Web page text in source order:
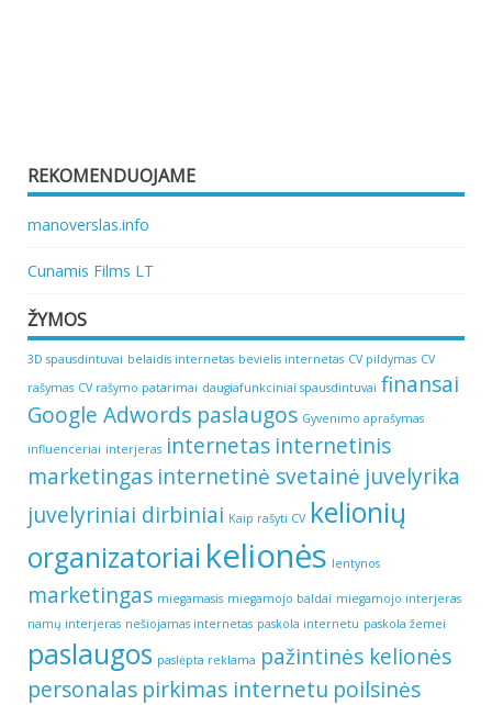
REKOMENDUOJAME
manoverslas.info
Cunamis Films LT
ŽYMOS
3D spausdintuvai belaidis internetas bevielis internetas CV pildymas CV
rašymas CV rašymo patarimai daugiafunkciniai spausdintuvai finansai
Google Adwords paslaugos Gyvenimo aprašymas
influenceriai interjeras internetas internetinis
marketingas internetinė svetainė juvelyrika
juvelyriniai dirbiniai Kaip rašyti CV kelionių
organizatoriai kelionės lentynos
marketingas miegamasis miegamojo baldai miegamojo interjeras
namų interjeras nešiojamas internetas paskola internetu paskola žemei
paslaugos paslėpta reklama pažintinės kelionės
personalas pirkimas internetu poilsinės